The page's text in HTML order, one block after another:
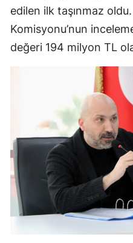
edilen ilk taşınmaz
Komisyonu’nun
değeri 194 milyon TL